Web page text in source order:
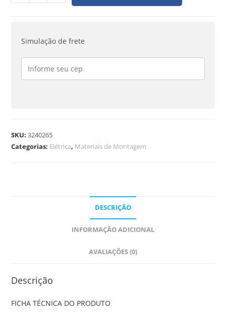
Simulação de frete
SKU:3240265
Categorias: Elétrica, Materiais de Montagem
DESCRIÇÃO
INFORMAÇÃO ADICIONAL
AVALIAÇÕES (0)
Descrição
FICHA TÉCNICA DO PRODUTO